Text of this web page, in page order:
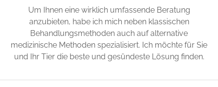
Um Ihnen eine wirklich umfassende Beratung
anzubieten, habe ich mich neben klassischen
Behandlungsmethoden auch auf alternative
medizinische Methoden spezialisiert. Ich möchte für Sie
und Ihr Tier die beste und gesündeste Lösung finden.